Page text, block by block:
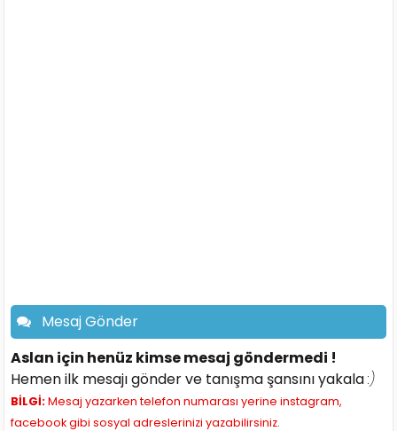
Mesaj Gönder
Aslan için henüz kimse mesaj göndermedi !
Hemen ilk mesajı gönder ve tanışma şansını yakala:)
BİLGİ:Mesaj yazarken telefon numarası yerine instagram,
facebook gibi sosyal adreslerinizi yazabilirsiniz.